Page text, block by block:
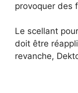
provoquer des
Le scellant
doit être
revanche,